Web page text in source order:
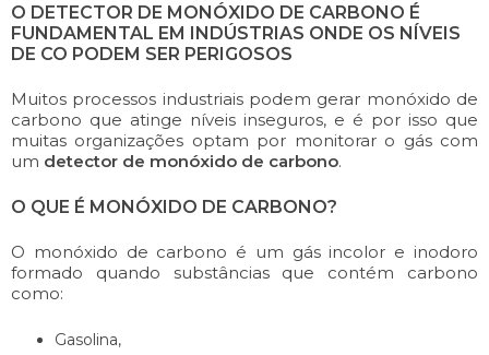
O DETECTOR DE MONÓXIDO DE CARBONO É
FUNDAMENTAL EM INDÚSTRIAS ONDE OS NÍVEIS
DE CO PODEM SER PERIGOSOS
Muitos processos industriais podem gerar monóxido de
carbono que atinge níveis inseguros, e é por isso que
muitas organizações optam por monitorar o gás com
um detector de monóxido de carbono.
O QUE É MONÓXIDO DE CARBONO?
O monóxido de carbono é um gás incolor e inodoro
formado quando substâncias que contém carbono
como:
Gasolina,